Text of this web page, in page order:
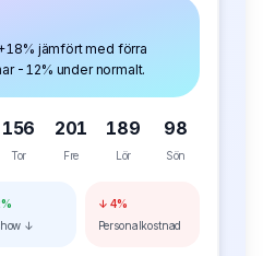
jämfört med förra
-12% under normalt.
156
Tor
201
Fre
189
Lör
98
Sön
↓
↓ 4%
Personalkostnad